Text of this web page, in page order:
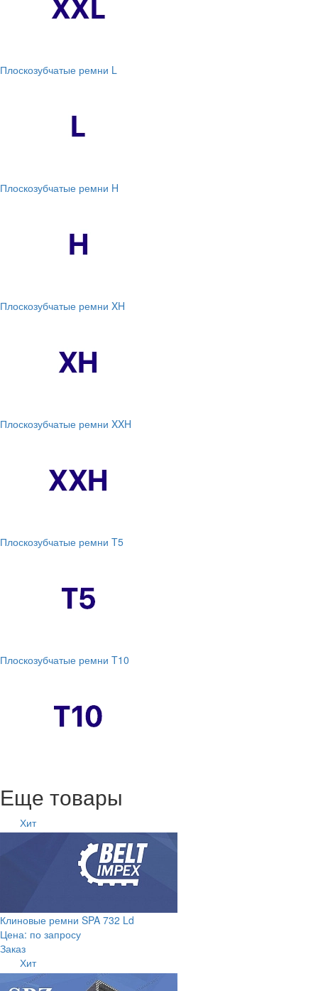
Плоскозубчатые ремни L
Плоскозубчатые ремни H
Плоскозубчатые ремни XH
Плоскозубчатые ремни XXH
Плоскозубчатые ремни T5
Плоскозубчатые ремни T10
Еще товары
Хит
Клиновые ремни SPA 732 Ld
Цена: по запросу
Заказ
Хит